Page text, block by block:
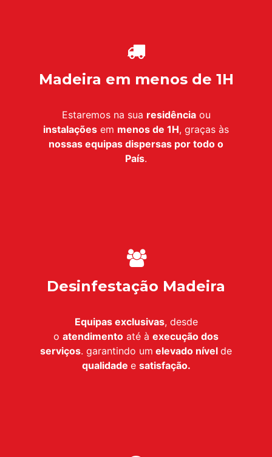
Madeira em menos de 1H
Estaremos na sua residênciaou
instalações em menos de 1H, graças às
nossas equipas dispersas por todo o
País.
Desinfestação Madeira
Equipas exclusivas, desde
o atendimento até à execução dos
serviços. garantindo um elevado nível de
qualidade e satisfação.